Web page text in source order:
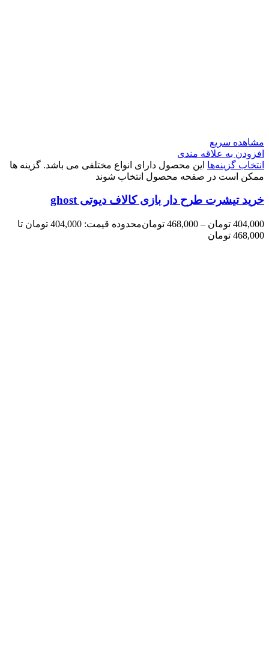
مشاهده سریع
افزودن به علاقه مندی
انتخاب گزینه‌ها این محصول دارای انواع مختلفی می باشد. گزینه ها
ممکن است در صفحه محصول انتخاب شوند
خرید تیشرت طرح دار بازی کالاف دیوتی ghost
404,000 تومان –
468,000 تومان
محدوده قیمت: 404,000 تومان تا
468,000 تومان